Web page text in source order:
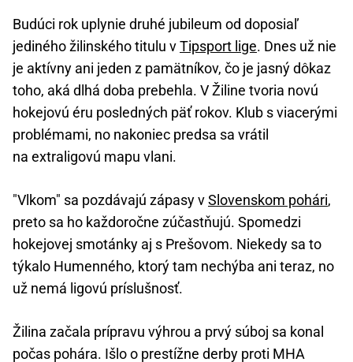
Budúci rok uplynie druhé jubileum od doposiaľ
jediného žilinského titulu vTipsport lige. Dnes už nie
je aktívny ani jeden z pamätníkov, čo je jasný dôkaz
toho, aká dlhá doba prebehla. V Žiline tvoria novú
hokejovú éru posledných päť rokov. Klub s viacerými
problémami, no nakoniec predsa sa vrátil
na extraligovú mapu vlani.
"Vlkom" sa pozdávajú zápasy vSlovenskom pohári,
preto sa ho každoročne zúčastňujú. Spomedzi
hokejovej smotánky aj s Prešovom. Niekedy sa to
týkalo Humenného, ktorý tam nechýba ani teraz, no
už nemá ligovú príslušnosť.
Žilina začala prípravu výhrou a prvý súboj sa konal
počas pohára. Išlo o prestížne derby proti MHA